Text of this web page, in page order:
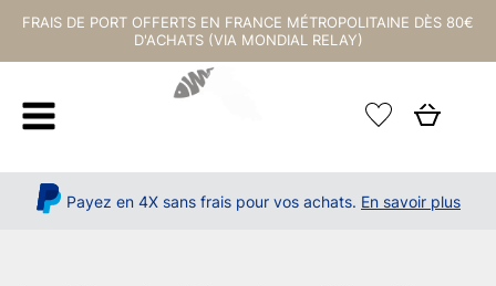
FRAIS DE PORT OFFERTS EN FRANCE MÉTROPOLITAINE DÈS 80€
D'ACHATS (VIA MONDIAL RELAY)
Payez en 4X sans frais pour vos achats. En savoir plus